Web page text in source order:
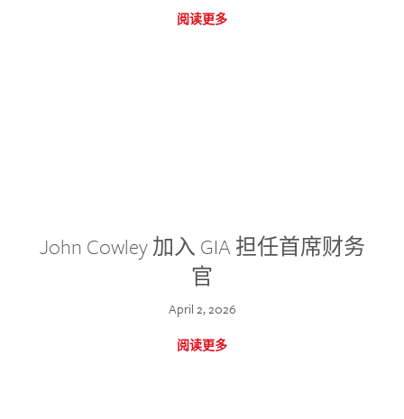
阅读更多
John Cowley 加入 GIA 担任首席财务
官
April 2, 2026
阅读更多